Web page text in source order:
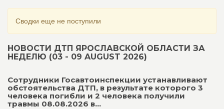
Сводки еще не поступили
НОВОСТИ ДТП ЯРОСЛАВСКОЙ ОБЛАСТИ ЗА
НЕДЕЛЮ (03 - 09 AUGUST 2026)
Сотрудники Госавтоинспекции устанавливают
обстоятельства ДТП, в результате которого 3
человека погибли и 2 человека получили
травмы 08.08.2026 в...